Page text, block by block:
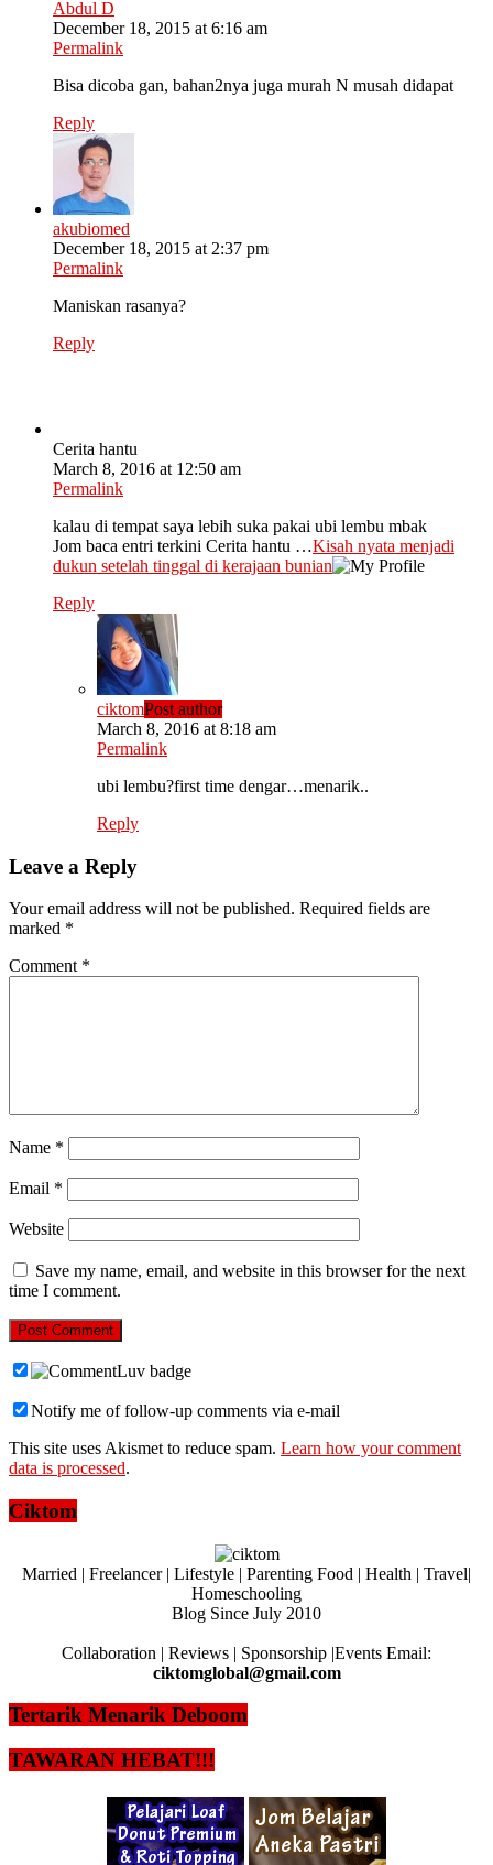
Abdul D
December 18, 2015 at 6:16 am
Permalink
Bisa dicoba gan, bahan2nya juga murah N musah didapat
Reply
akubiomed
December 18, 2015 at 2:37 pm
Permalink
Maniskan rasanya?
Reply
Cerita hantu
March 8, 2016 at 12:50 am
Permalink
kalau di tempat saya lebih suka pakai ubi lembu mbak
Jom baca entri terkini Cerita hantu …Kisah nyata menjadi
dukun setelah tinggal di kerajaan bunian
Reply
ciktomPost author
March 8, 2016 at 8:18 am
Permalink
ubi lembu?first time dengar…menarik..
Reply
Leave a Reply
Your email address will not be published. Required fields are
marked *
Comment *
Name *
Email *
Website
Save my name, email, and website in this browser for the next
time I comment.
Notify me of follow-up comments via e-mail
This site uses Akismet to reduce spam. Learn how your comment
data is processed.
Ciktom
Married | Freelancer | Lifestyle | Parenting Food | Health | Travel|
Homeschooling
Blog Since July 2010
Collaboration | Reviews | Sponsorship |Events Email:
ciktomglobal@gmail.com
Tertarik Menarik Deboom
TAWARAN HEBAT!!!